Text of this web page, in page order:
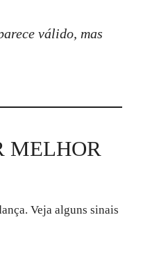
válido, mas
MELHOR
Veja alguns sinais